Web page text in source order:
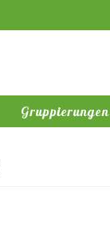
Gruppierungen